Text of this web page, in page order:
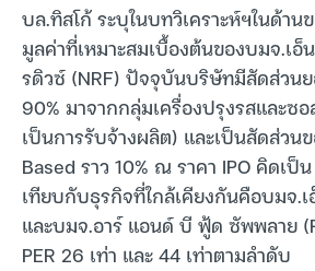
บล.ทิสโก้ ระบุในบทวิเคราะห์ฯในด้าน
มูลค่าที่เหมาะสมเบื้องต้นของบมจ.เอ็
รดิวซ์ (NRF) ปัจจุบันบริษัทมีสัดส่วนย
90% มาจากกลุ่มเครื่องปรุงรสและซอ
เป็นการรับจ้างผลิต) และเป็นสัดส่วน
Based ราว 10% ณ ราคา IPO คิดเป็
เทียบกับธุรกิจที่ใกล้เคียงกันคือบมจ.
และบมจ.อาร์ แอนด์ บี ฟู้ด ซัพพลาย
PER 26 เท่า และ 44 เท่าตามลำดับ